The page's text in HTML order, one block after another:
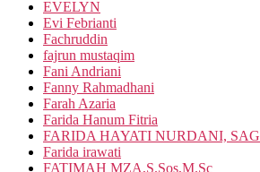
EVELYN
Evi Febrianti
Fachruddin
fajrun mustaqim
Fani Andriani
Fanny Rahmadhani
Farah Azaria
Farida Hanum Fitria
FARIDA HAYATI NURDANI, SAG
Farida irawati
FATIMAH MZA,S.Sos,M.Sc